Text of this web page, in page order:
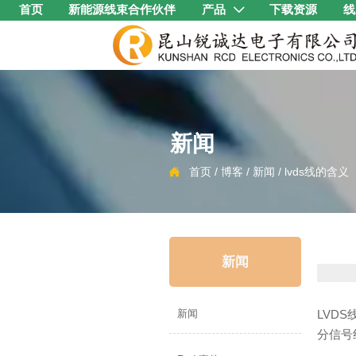
首页 新能源线束合作伙伴 产品  下载资源
新闻
 首页/ 博客 / 新闻 / lvds线的含义
新闻
新闻
LVDS
分信号